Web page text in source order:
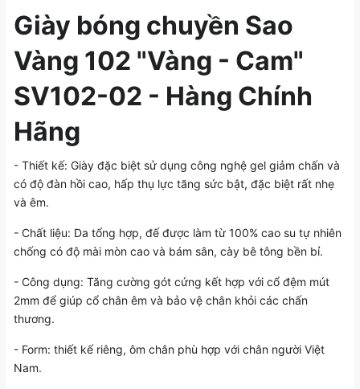
Giày bóng chuyền Sao
Vàng 102 "Vàng - Cam"
SV102-02 - Hàng Chính
Hãng
- Thiết kế: Giày đặc biệt sử dụng công nghệ gel giảm chấn và
có độ đàn hồi cao, hấp thụ lực tăng sức bật, đặc biệt rất nhẹ
và êm.
- Chất liệu: Da tổng hợp, đế được làm từ 100% cao su tự nhiên
chống có độ mài mòn cao và bám sân, cày bê tông bền bỉ.
- Công dụng: Tăng cường gót cứng kết hợp với cổ đệm mút
2mm để giúp cổ chân êm và bảo vệ chân khỏi các chấn
thương.
- Form: thiết kế riêng, ôm chân phù hợp với chân người Việt
Nam.